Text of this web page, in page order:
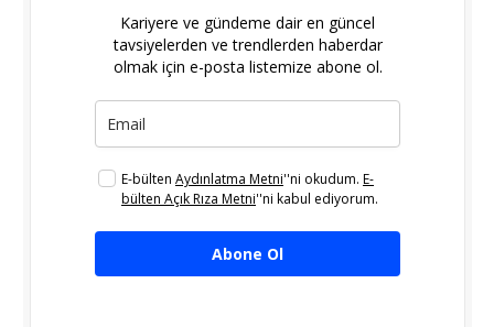
Kariyere ve gündeme dair en güncel
tavsiyelerden ve trendlerden haberdar
olmak için e-posta listemize abone ol.
E-bülten Aydınlatma Metni''ni okudum. E-
bülten Açık Rıza Metni''ni kabul ediyorum.
Abone Ol